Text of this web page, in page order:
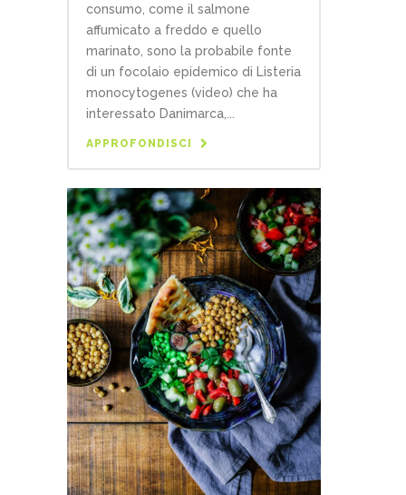
consumo, come il salmone
affumicato a freddo e quello
marinato, sono la probabile fonte
di un focolaio epidemico di Listeria
monocytogenes (video) che ha
interessato Danimarca,...
APPROFONDISCI